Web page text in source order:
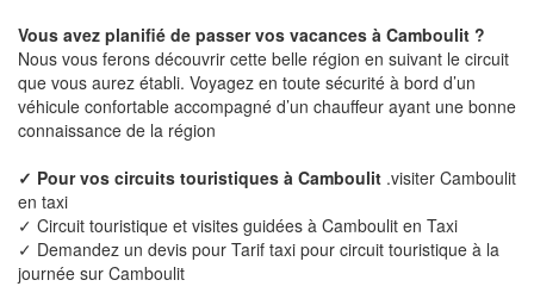
Vous avez planifié de passer vos vacances à Camboulit ?
Nous vous ferons découvrir cette belle région en suivant le circuit
que vous aurez établi. Voyagez en toute sécurité à bord d’un
véhicule confortable accompagné d’un chauffeur ayant une bonne
connaissance de la région
✓ Pour vos circuits touristiques à Camboulit .visiter Camboulit
en taxi
✓ Circuit touristique et visites guidées à Camboulit en Taxi
✓ Demandez un devis pour Tarif taxi pour circuit touristique à la
journée sur Camboulit